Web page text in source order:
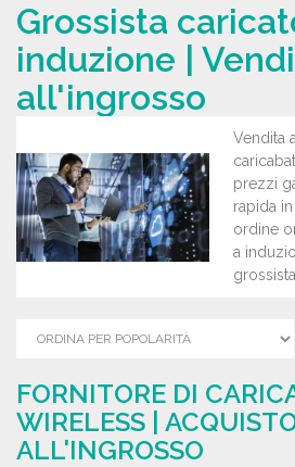
Grossista
induzione |
all'ingrosso
Vendita
prezzi
rapida
ordine
a
FORNITORE DI
WIRELESS |
ALL'INGROSSO